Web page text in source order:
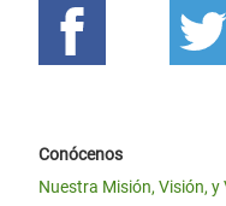
Conócenos
Nuestra Misión, Visión, y